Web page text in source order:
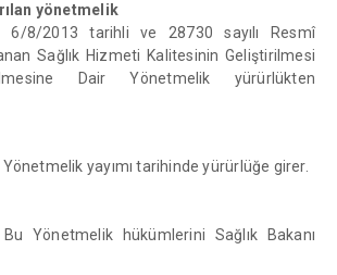
yönetmelik
6/8/2013 tarihli ve 28730 sayılı Resmî
Sağlık Hizmeti Kalitesinin Geliştirilmesi
Dair Yönetmelik yürürlükten
yayımı tarihinde yürürlüğe girer.
Yönetmelik hükümlerini Sağlık Bakanı